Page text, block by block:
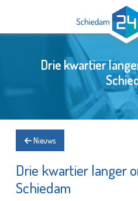
Drie kwartier
Nieuws
Drie kwartier langer
Schiedam